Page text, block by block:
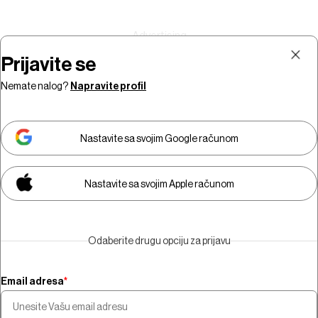
Morate biti pretplatnik da biste
gledali video sadržaj.
Pretplatite se
Prijavite se
Nemate nalog? Napravite profil
Nastavite sa svojim Google računom
Nastavite sa svojim Apple računom
Odaberite drugu opciju za prijavu
Email adresa*